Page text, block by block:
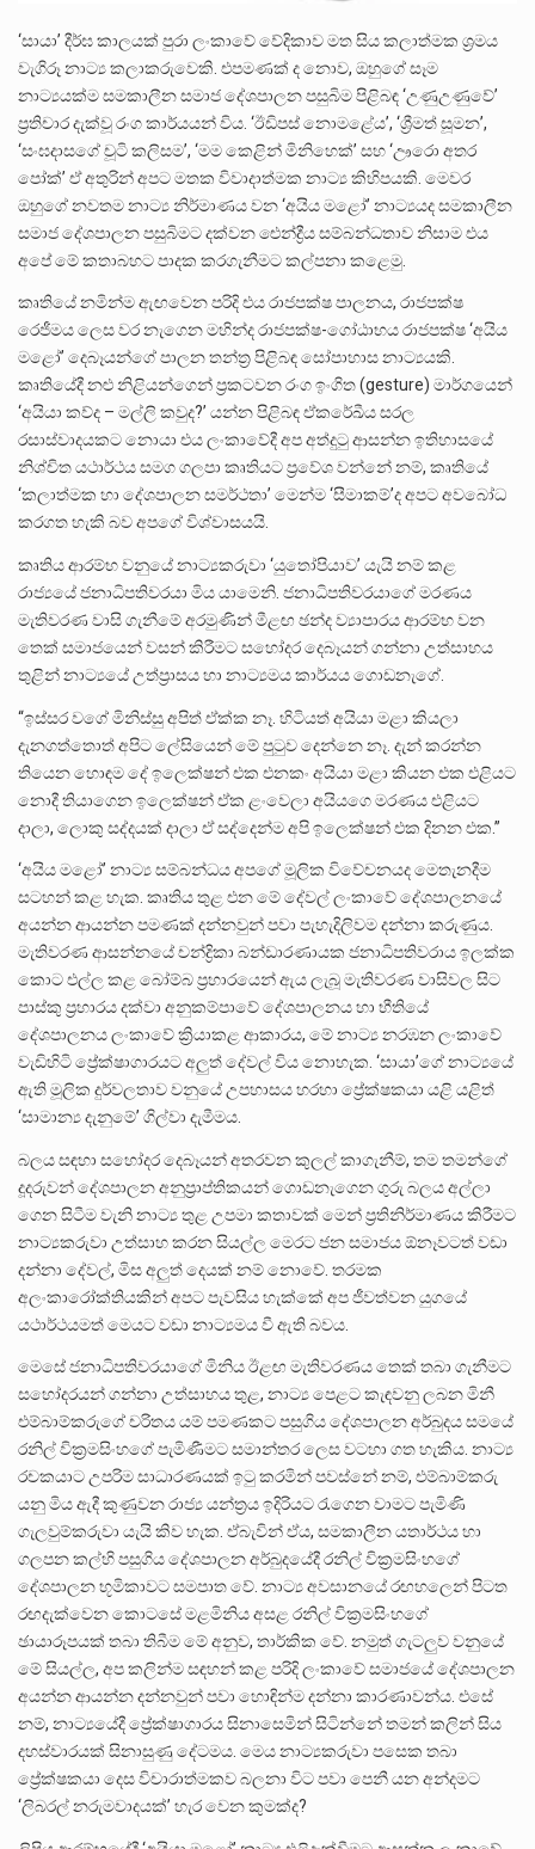
‘සායා’ දීර්ඝ කාලයක් පුරා ලංකාවේ වේදිකාව මත සිය කලාත්මක ශ්‍රමය
වැගිරූ නාට්‍ය කලාකරුවෙකි. එපමණක් ද නොව, ඔහුගේ සෑම
නාට්‍යයක්ම සමකාලීන සමාජ දේශපාලන පසුබිම පිළිබඳ ‘උණුඋණුවේ’
ප්‍රතිචාර දැක්වූ රංග කාර්යයන් විය. ‘ඊඩිපස් නොමළේය’, ‘ශ්‍රීමත් සූමන’,
‘සංඝදාසගේ චූටි කලිසම’, ‘මම කෙළින් මිනිහෙක්’ සහ ‘ඌරො අතර
පෝක්’ ඒ අතුරින් අපට මතක විවාදාත්මක නාට්‍ය කිහිපයකි. මෙවර
ඔහුගේ නවතම නාට්‍ය නිර්මාණය වන ‘අයිය මළෝ’ නාට්‍යයද සමකාලීන
සමාජ දේශපාලන පසුබිමට දක්වන ඓන්ද්‍රීය සම්බන්ධතාව නිසාම එය
අපේ මේ කතාබහට පාදක කරගැනීමට කල්පනා කළෙමු.
කෘතියේ නමින්ම ඇඟවෙන පරිදි එය රාජපක්ෂ පාලනය, රාජපක්ෂ
රෙජීමය ලෙස වර නැගෙන මහින්ද රාජපක්ෂ-ගෝඨාභය රාජපක්ෂ ‘අයිය
මළෝ’ දෙබෑයන්ගේ පාලන තන්ත්‍ර පිළිබඳ සෝපාහාස නාට්‍යයකි.
කෘතියේදී නළු නිළියන්ගෙන් ප්‍රකටවන රංග ඉංගිත (gesture) මාර්ගයෙන්
‘අයියා කව්ද – මල්ලි කවුද?’ යන්න පිළිබඳ ඒකරේඛීය සරල
රසාස්වාදයකට නොයා එය ලංකාවේදී අප අත්දුටු ආසන්න ඉතිහාසයේ
නිශ්චිත යථාර්ථය සමග ගලපා කෘතියට ප්‍රවේශ වන්නේ නම්, කෘතියේ
‘කලාත්මක හා දේශපාලන සමර්ථතා’ මෙන්ම ‘සීමාකම්’ද අපට අවබෝධ
කරගත හැකි බව අපගේ විශ්වාසයයි.
කෘතිය ආරම්භ වනුයේ නාට්‍යකරුවා ‘යුතෝපියාව’ යැයි නම් කළ
රාජ්‍යයේ ජනාධිපතිවරයා මිය යාමෙනි. ජනාධිපතිවරයාගේ මරණය
මැතිවරණ වාසි ගැනීමේ අරමුණින් මීළඟ ඡන්ද ව්‍යාපාරය ආරම්භ වන
තෙක් සමාජයෙන් වසන් කිරීමට සහෝදර දෙබෑයන් ගන්නා උත්සාහය
තුළින් නාට්‍යයේ උත්ප්‍රාසය හා නාට්‍යමය කාර්යය ගොඩනැගේ.
“ඉස්සර වගේ මිනිස්සු අපිත් ඒක්ක නෑ. හිටියත් අයියා මළා කියලා
දැනගත්තොත් අපිට ලේසියෙන් මේ පුටුව දෙන්නෙ නෑ. දැන් කරන්න
තියෙන හොඳම දේ ඉලෙක්ෂන් එක එනකං අයියා මළා කියන එක එළියට
නොදී තියාගෙන ඉලෙක්ෂන් ඒක ළංවෙලා අයියගෙ මරණය එළියට
දාලා, ලොකු සද්දයක් දාලා ඒ සද්දෙන්ම අපි ඉලෙක්ෂන් එක දිනන එක.”
‘අයිය මළෝ’ නාට්‍ය සම්බන්ධය අපගේ මූලික විවේචනයද මෙතැනදීම
සටහන් කළ හැක. කෘතිය තුළ එන මේ දේවල් ලංකාවේ දේශපාලනයේ
අයන්න ආයන්න පමණක් දන්නවුන් පවා පැහැදිලිවම දන්නා කරුණුය.
මැතිවරණ ආසන්නයේ චන්ද්‍රිකා බන්ඩාරණායක ජනාධිපතිවරාය ඉලක්ක
කොට එල්ල කළ බෝම්බ ප්‍රහාරයෙන් ඇය ලැබූ මැතිවරණ වාසිවල සිට
පාස්කු ප්‍රහාරය දක්වා අනුකම්පාවේ දේශපාලනය හා භීතියේ
දේශපාලනය ලංකාවේ ක්‍රියාකළ ආකාරය, මේ නාට්‍ය නරඹන ලංකාවේ
වැඩිහිටි ප්‍රේක්ෂාගාරයට අලුත් දේවල් විය නොහැක. ‘සායා’ගේ නාට්‍යයේ
ඇති මූලික දුර්වලතාව වනුයේ උපහාසය හරහා ප්‍රේක්ෂකයා යළි යළිත්
‘සාමාන්‍ය දැනුමේ’ ගිල්වා දැමීමය.
බලය සඳහා සහෝදර දෙබෑයන් අතරවන කුලල් කාගැනීම්, තම තමන්ගේ
දූදරුවන් දේශපාලන අනුප්‍රාප්තිකයන් ගොඩනැගෙන ගුරු බලය අල්ලා
ගෙන සිටීම වැනි නාට්‍ය තුළ උපමා කතාවක් මෙන් ප්‍රතිනිර්මාණය කිරීමට
නාට්‍යකරුවා උත්සාහ කරන සියල්ල ‌මෙරට ජන සමාජය ඕනෑවටත් වඩා
දන්නා දේවල්, මිස අලුත් දෙයක් නම් නොවේ. තරමක
අලංකාරෝක්තියකින් අපට පැවසිය හැක්කේ අප ජීවත්වන යුගයේ
යථාර්ථයමත් මෙයට වඩා නාට්‍යමය වී ඇති බවය.
මෙසේ ජනාධිපතිවරයාගේ මිනිය ඊළඟ මැතිවරණය තෙක් තබා ගැනීමට
සහෝදරයන් ගන්නා උත්සාහය තුළ, නාට්‍ය පෙළට කැඳවනු ලබන මිනී
එම්බාම්කරුගේ චරිතය යම් පමණකට පසුගිය දේශපාලන අර්බුදය සමයේ
රනිල් වික්‍රමසිංහගේ පැමිණීමට සමාන්තර ලෙස වටහා ගත හැකිය. නාට්‍ය
රචකයාට උපරිම සාධාරණයක් ඉටු කරමින් පවස්නේ නම්, එම්බාම්කරු
යනු මිය ඇදී කුණුවන රාජ්‍ය යන්ත්‍රය ඉදිරියට රැගෙන වාමට පැමිණි
ගැලවුම්කරුවා යැයි කිව හැක. ඒබැවින් ඒය, සමකාලීන යතාර්ථය හා
ගලපන කල්හි පසුගිය දේශපාලන අර්බුදයේදී රනිල් වික්‍රමසිංහගේ
දේශපාලන භූමිකාවට සමපාත වේ. නාට්‍ය අවසානයේ රඟහලෙන් පිටත
රඟදැක්වෙන කොටසේ මළමිනිය අසළ රනිල් වික්‍රමසිංහගේ
ඡායාරූපයක් තබා තිබීම මේ අනුව, තාර්කික වේ. නමුත් ගැටලුව වනුයේ
මේ සියල්ල, අප කලින්ම සඳහන් කළ පරිදි ලංකාවේ සමාජයේ දේශපාලන
අයන්න ආයන්න දන්නවුන් පවා හොඳින්ම දන්නා කාරණාවන්ය. එසේ
නම්, නාට්‍යයේදී ප්‍රේක්ෂාගාරය සිනාසෙමින් සිටින්නේ තමන් කලින් සිය
දහස්වාරයක් සිනාසුණු දේටමය. මෙය නාට්‍යකරුවා පසෙක තබා
ප්‍රේක්ෂකයා දෙස විචාරාත්මකව බලනා විට පවා පෙනී යන අන්දමට
‘ලිබරල් නරුමවාදයක්’ හැර වෙන කුමක්ද?